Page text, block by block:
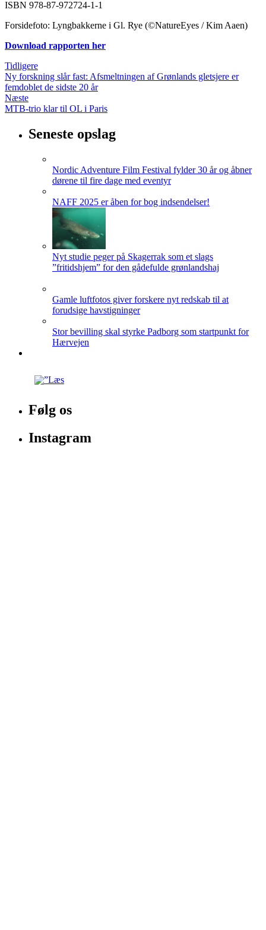
ISBN 978-87-972724-1-1
Forsidefoto: Lyngbakkerne i Gl. Rye (©NatureEyes / Kim Aaen)
Download rapporten her
Tidligere
Ny forskning slår fast: Afsmeltningen af Grønlands gletsjere er
femdoblet de sidste 20 år
Næste
MTB-trio klar til OL i Paris
Seneste opslag
Nordic Adventure Film Festival fylder 30 år og åbner
dørene til fire dage med eventyr
NAFF 2025 er åben for bog indsendelser!
Nyt studie peger på Skagerrak som et slags
”fritidshjem” for den gådefulde grønlandshaj
Gamle luftfotos giver forskere nyt redskab til at
forudsige havstigninger
Stor bevilling skal styrke Padborg som startpunkt for
Hærvejen
Følg os
Instagram